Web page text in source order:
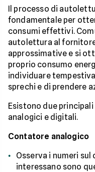
Il processo di
fondamentale per
consumi effettivi.
autolettura al
approssimative e si
proprio consumo
individuare
sprechi e di prendere
Esistono due
analogici e digitali.
Contatore analogico
Osserva i numeri
interessano sono